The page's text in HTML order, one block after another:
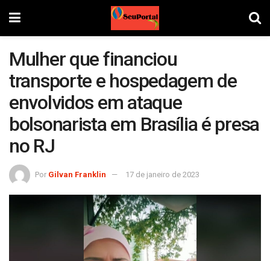
Mulher que financiou
transporte e hospedagem de
envolvidos em ataque
bolsonarista em Brasília é presa
no RJ
Por Gilvan Franklin 17 de janeiro de 2023